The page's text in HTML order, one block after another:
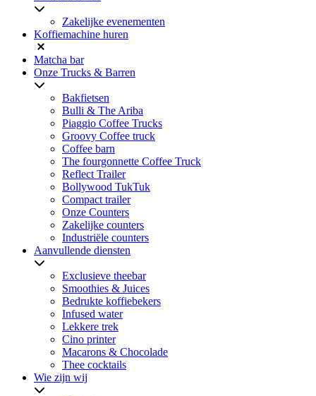
Zakelijke evenementen
Koffiemachine huren
Matcha bar
Onze Trucks & Barren
Bakfietsen
Bulli & The Ariba
Piaggio Coffee Trucks
Groovy Coffee truck
Coffee barn
The fourgonnette Coffee Truck
Reflect Trailer
Bollywood TukTuk
Compact trailer
Onze Counters
Zakelijke counters
Industriële counters
Aanvullende diensten
Exclusieve theebar
Smoothies & Juices
Bedrukte koffiebekers
Infused water
Lekkere trek
Cino printer
Macarons & Chocolade
Thee cocktails
Wie zijn wij